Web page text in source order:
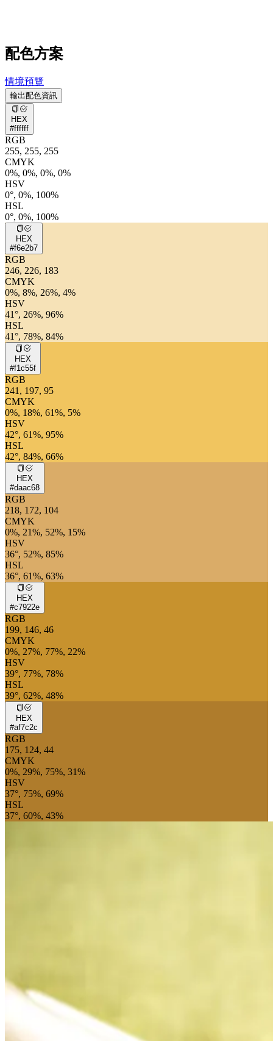
配色方案
情境預覽
輸出配色資訊
HEX
#ffffff
RGB
255, 255, 255
CMYK
0%, 0%, 0%, 0%
HSV
0°, 0%, 100%
HSL
0°, 0%, 100%
HEX
#f6e2b7
RGB
246, 226, 183
CMYK
0%, 8%, 26%, 4%
HSV
41°, 26%, 96%
HSL
41°, 78%, 84%
HEX
#f1c55f
RGB
241, 197, 95
CMYK
0%, 18%, 61%, 5%
HSV
42°, 61%, 95%
HSL
42°, 84%, 66%
HEX
#daac68
RGB
218, 172, 104
CMYK
0%, 21%, 52%, 15%
HSV
36°, 52%, 85%
HSL
36°, 61%, 63%
HEX
#c7922e
RGB
199, 146, 46
CMYK
0%, 27%, 77%, 22%
HSV
39°, 77%, 78%
HSL
39°, 62%, 48%
HEX
#af7c2c
RGB
175, 124, 44
CMYK
0%, 29%, 75%, 31%
HSV
37°, 75%, 69%
HSL
37°, 60%, 43%